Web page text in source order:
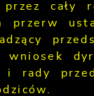
cały
przerw
wniosek
i rady